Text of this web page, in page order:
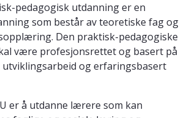
pedagogisk utdanning er en
som består av teoretiske fag og
Den praktisk-pedagogiske
være profesjonsrettet og basert på
og erfaringsbasert
er å utdanne lærere som kan